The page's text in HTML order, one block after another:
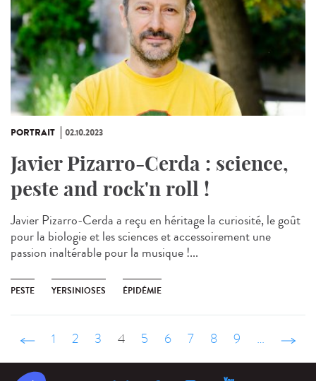
PORTRAIT 02.10.2023
Javier Pizarro-Cerda : science,
peste and rock'n roll !
Javier Pizarro-Cerda a reçu en héritage la curiosité, le goût
pour la biologie et les sciences et accessoirement une
passion inaltérable pour la musique !...
PESTE YERSINIOSES ÉPIDÉMIE
‹ précédent
1 2 3 4 5 6 7 8 9 …